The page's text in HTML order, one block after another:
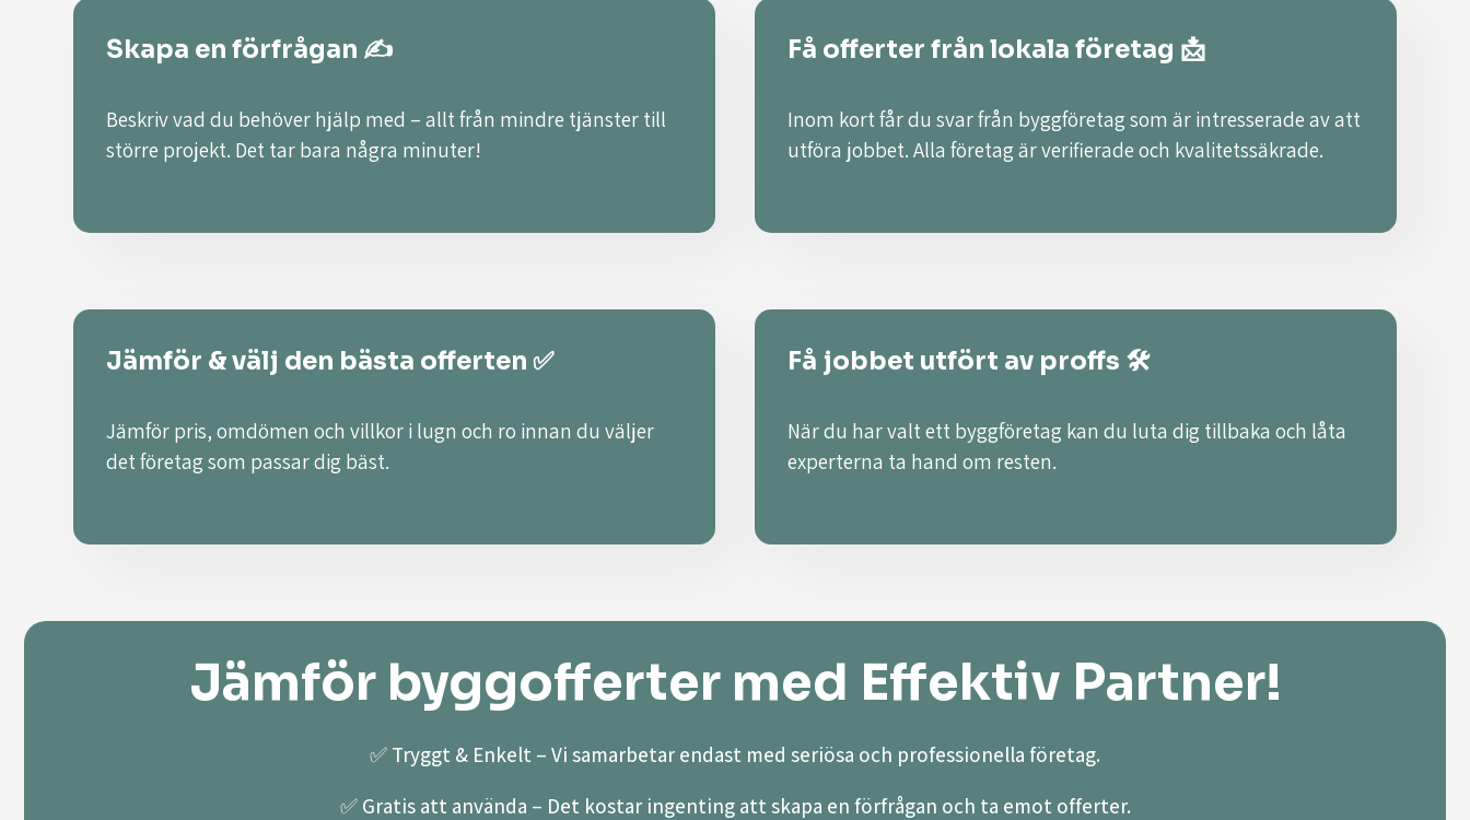
Skapa en förfrågan ✍️
Beskriv vad du behöver hjälp med – allt från mindre tjänster till
större projekt. Det tar bara några minuter!
Få offerter från lokala företag 📩
Inom kort får du svar från byggföretag som är intresserade av att
utföra jobbet. Alla företag är verifierade och kvalitetssäkrade.
Jämför & välj den bästa offerten ✅
Jämför pris, omdömen och villkor i lugn och ro innan du väljer
det företag som passar dig bäst.
Få jobbet utfört av proffs 🛠️
När du har valt ett byggföretag kan du luta dig tillbaka och låta
experterna ta hand om resten.
Jämför byggofferter med Effektiv Partner!
✅ Tryggt & Enkelt – Vi samarbetar endast med seriösa och professionella företag.
✅ Gratis att använda – Det kostar ingenting att skapa en förfrågan och ta emot offerter.